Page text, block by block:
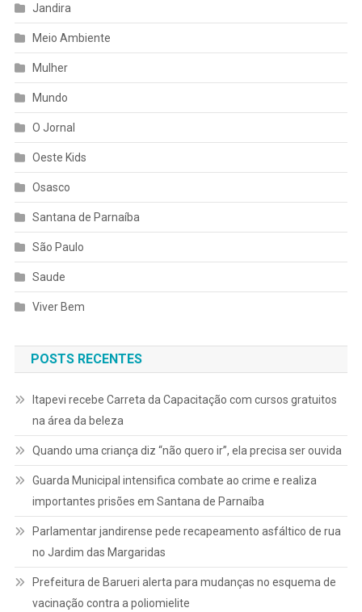
Jandira
Meio Ambiente
Mulher
Mundo
O Jornal
Oeste Kids
Osasco
Santana de Parnaíba
São Paulo
Saude
Viver Bem
POSTS RECENTES
Itapevi recebe Carreta da Capacitação com cursos gratuitos
na área da beleza
Quando uma criança diz “não quero ir”, ela precisa ser ouvida
Guarda Municipal intensifica combate ao crime e realiza
importantes prisões em Santana de Parnaíba
Parlamentar jandirense pede recapeamento asfáltico de rua
no Jardim das Margaridas
Prefeitura de Barueri alerta para mudanças no esquema de
vacinação contra a poliomielite